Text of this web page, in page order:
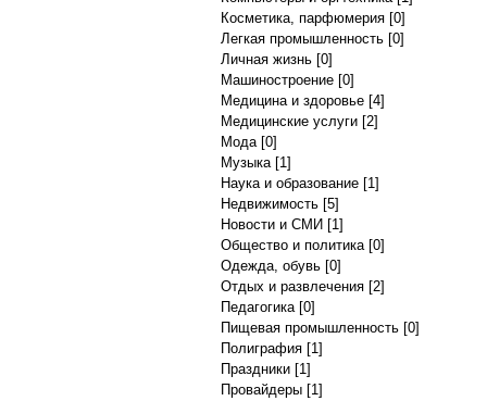
Косметика, парфюмерия [0]
Легкая промышленность [0]
Личная жизнь [0]
Машиностроение [0]
Медицина и здоровье [4]
Медицинские услуги [2]
Мода[0]
Музыка[1]
Наука и образование [1]
Недвижимость [5]
Новости и СМИ [1]
Общество и политика[0]
Одежда, обувь [0]
Отдых и развлечения [2]
Педагогика[0]
Пищевая промышленность [0]
Полиграфия [1]
Праздники [1]
Провайдеры [1]